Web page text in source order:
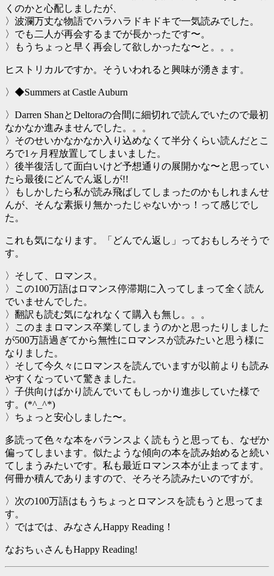
くのかと心配しましたが、
〉波瀾万丈な物語でハラハラドキドキで一気読みでした。
〉でも二人が再会するまでが長かったです〜。
〉もうちょっと早く再会して欲しかったな〜と。。。
ヒストリカルですか。そういわれると興味が湧きます。
〉◆Summers at Castle Auburn
〉Darren ShanとDeltoraの合間に細切れで読んでいたので最初
なかなか進みませんでした。。。
〉そのせいかなかなか入り込めなくて半分くらい読んだとこ
ろで1ヶ月程放置してしまいました。
〉後半復活して面白いけど予想通りの展開かな〜と思ってい
たら最後にどんでん返しが!!
〉もしかしたら私が読み飛ばしてしまったのかもしれまんせ
んが、そんな素振り無かったじゃないかっ！って感じでし
た。
これも気になります。「どんでん返し」っておもしろそうで
す。
〉そして、ロマンス。
〉この100万語はロマンス停滞期に入ってしまって全く読ん
でいませんでした。
〉翻訳も読む気になれなくて購入も無し。。。
〉このままロマンス卒業してしまうのかと思ったりしました
が500万語過ぎてから無性にロマンスが読みたいと思う様に
なりました。
〉そして今久々にロマンスを読んでいますが以前よりも読み
やすくなっていて驚きました。
〉子供向けばかり読んでいてもしっかり進歩していた様で
す。(*^_^*)
〉ちょっと安心しました〜。
多読って色々な本をバランスよく読もうと思っても、なぜか
偏ってしまいます。似たような傾向の本を読み始めると続い
てしまうみたいです。私も最近ロマンス本が止まってます。
何冊か積んでありますので、そろそろ読みたいのですが。
〉次の100万語はもうちょっとロマンスを読もうと思ってま
す。
〉ではでは、みなさんHappy Reading！
なおちぃさんもHappy Reading!